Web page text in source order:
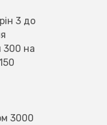
3 до
300 на
3000